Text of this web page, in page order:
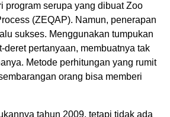
program serupa yang dibuat Zoo
(ZEQAP). Namun, penerapan
sukses. Menggunakan tumpukan
deret pertanyaan, membuatnya tak
Metode perhitungan yang rumit
orang bisa memberi
tahun 2009, tetapi tidak ada